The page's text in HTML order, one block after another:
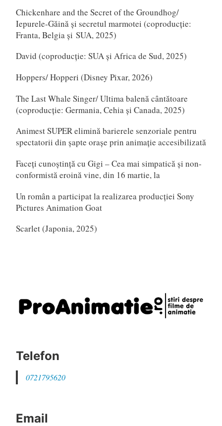
Chickenhare and the Secret of the Groundhog/
Iepurele-Găină și secretul marmotei (coproducție:
Franta, Belgia și SUA, 2025)
David (coproducție: SUA și Africa de Sud, 2025)
Hoppers/ Hopperi (Disney Pixar, 2026)
The Last Whale Singer/ Ultima balenă cântătoare
(coproducție: Germania, Cehia și Canada, 2025)
Animest SUPER elimină barierele senzoriale pentru
spectatorii din șapte orașe prin animație accesibilizată
Faceți cunoștință cu Gigi – Cea mai simpatică și non-
conformistă eroină vine, din 16 martie, la
Un român a participat la realizarea producției Sony
Pictures Animation Goat
Scarlet (Japonia, 2025)
Telefon
0721795620
Email